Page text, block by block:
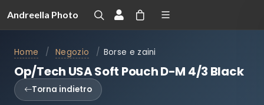
Andreella Photo
Home / Negozio / Borse e zaini
Op/Tech USA Soft Pouch D-M 4/3 Black
Torna indietro